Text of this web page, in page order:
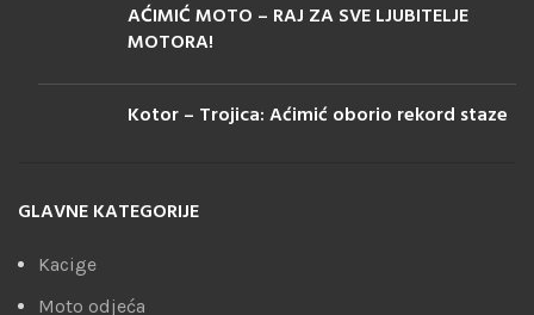
AĆIMIĆ MOTO – RAJ ZA SVE LJUBITELJE
MOTORA!
Kotor – Trojica: Aćimić oborio rekord staze
GLAVNE KATEGORIJE
Kacige
Moto odjeća